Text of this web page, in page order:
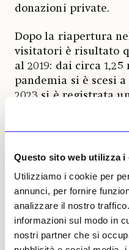
Questo sito web utilizza i
Utilizziamo i cookie per
annunci, per fornire
analizzare il nostro
informazioni sul modo in
nostri partner che si
donazioni private.
Dopo la riapertura
visitatori è risultato
al 2019: dai circa
pandemia si è scesi
2023 si è registrata
presenze, ma nel
calato a 622.000.
annunciato la
personale -
proteste. Al
Sul fronte espositivo,